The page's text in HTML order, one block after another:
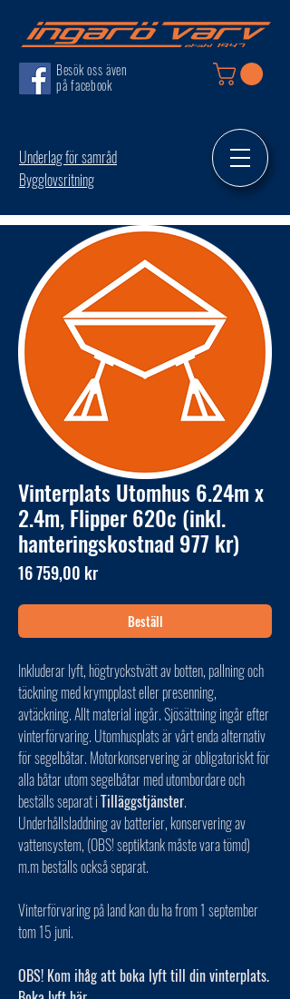
Besök oss även
på facebook
Underlag för samråd
Bygglovsritning
Vinterplats Utomhus 6.24m x
2.4m, Flipper 620c (inkl.
hanteringskostnad 977 kr)
16 759,00 krPris
Beställ
Inkluderar lyft, högtryckstvätt av botten, pallning och
täckning med krympplast eller presenning,
avtäckning. Allt material ingår. Sjösättning ingår efter
vinterförvaring. Utomhusplats är vårt enda alternativ
för segelbåtar. Motorkonservering är obligatoriskt för
alla båtar utom segelbåtar med utombordare och
beställs separat iTilläggstjänster.
Underhållsladdning av batterier, konservering av
vattensystem, (OBS! septiktank måste vara tömd)
m.m beställs också separat.
Vinterförvaring på land kan du ha from 1 september
tom 15 juni.
OBS! Kom ihåg att boka lyft till din vinterplats.